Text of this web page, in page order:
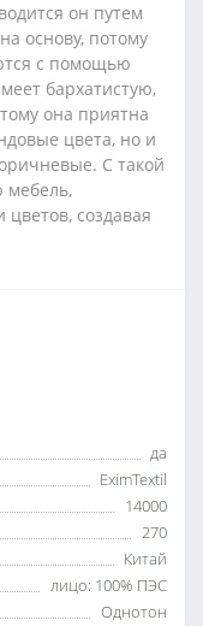
он путем
основу, потому
с помощью
бархатистую,
она приятна
цвета, но и
С такой
мебель,
создавая
да
EximTextil
14000
270
Китай
лицо: 100% ПЭС
Однотон